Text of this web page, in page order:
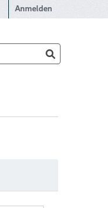
Anmelden